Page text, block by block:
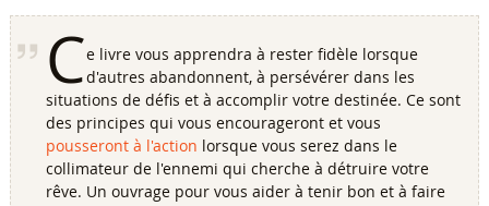
Ce livre vous apprendra à rester fidèle lorsque
d'autres abandonnent, à persévérer dans les
situations de défis et à accomplir votre destinée. Ce sont
des principes qui vous encourageront et vous
pousseront à l'action lorsque vous serez dans le
collimateur de l'ennemi qui cherche à détruire votre
rêve. Un ouvrage pour vous aider à tenir bon et à faire